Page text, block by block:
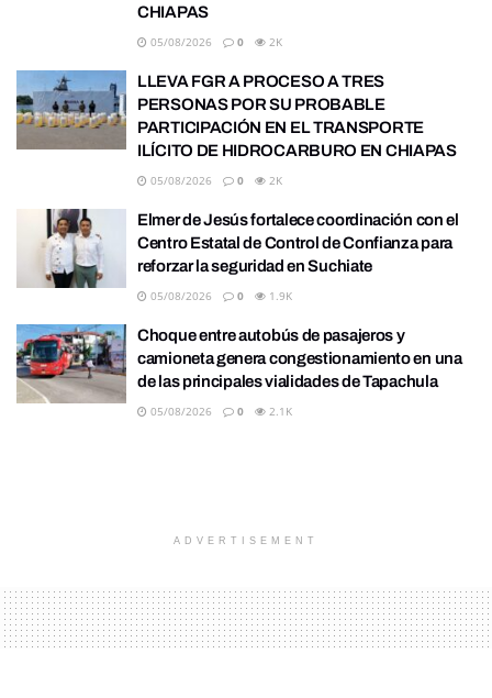
CHIAPAS
05/08/2026 0 2K
LLEVA FGR A PROCESO A TRES
PERSONAS POR SU PROBABLE
PARTICIPACIÓN EN EL TRANSPORTE
ILÍCITO DE HIDROCARBURO EN CHIAPAS
05/08/2026 0 2K
Elmer de Jesús fortalece coordinación con el
Centro Estatal de Control de Confianza para
reforzar la seguridad en Suchiate
05/08/2026 0 1.9K
Choque entre autobús de pasajeros y
camioneta genera congestionamiento en una
de las principales vialidades de Tapachula
05/08/2026 0 2.1K
ADVERTISEMENT